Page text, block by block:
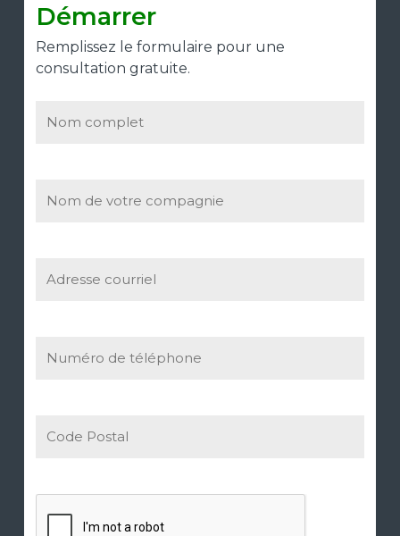
Démarrer
Remplissez le formulaire pour une
consultation gratuite.